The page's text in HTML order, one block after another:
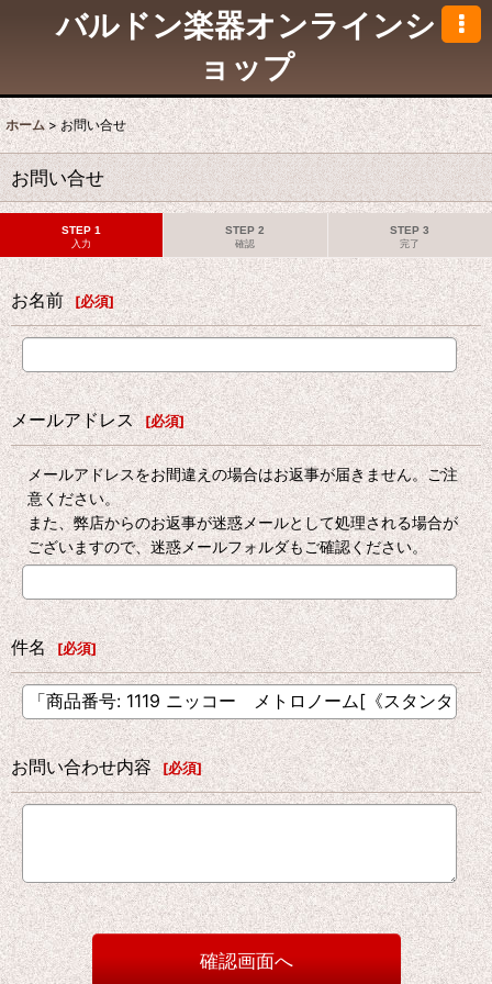
バルドン楽器オンラインシ
ョップ
ホーム > お問い合せ
お問い合せ
STEP 1
入力
STEP 2
確認
STEP 3
完了
お名前 [必須]
メールアドレス [必須]
メールアドレスをお間違えの場合はお返事が届きません。ご注
意ください。
また、弊店からのお返事が迷惑メールとして処理される場合が
ございますので、迷惑メールフォルダもご確認ください。
件名 [必須]
お問い合わせ内容 [必須]
確認画面へ